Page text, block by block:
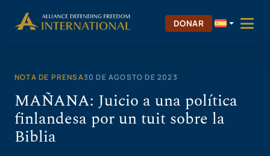
DONAR
NOTA DE PRENSA30 DE AGOSTO DE 2023
MAÑANA: Juicio a una política
finlandesa por un tuit sobre la
Biblia